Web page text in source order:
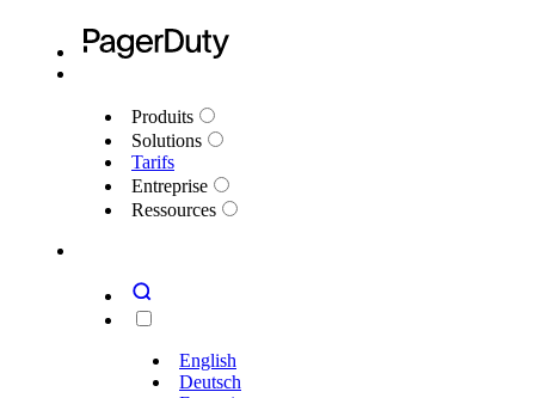
Produits
Solutions
Tarifs
Entreprise
Ressources
English
Deutsch